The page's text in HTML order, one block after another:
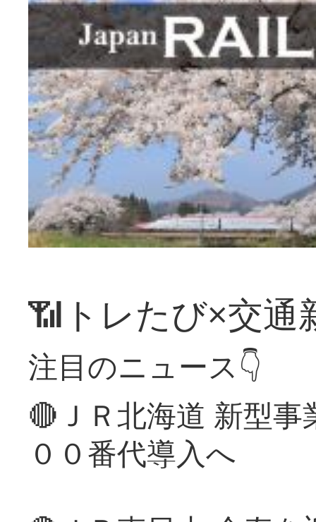
📶トレたび×交通
注目のニュース👇
🔴ＪＲ北海道 新型
００番代導入へ